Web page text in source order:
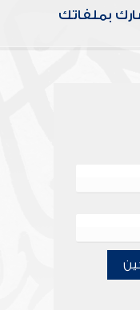
بملفاتك